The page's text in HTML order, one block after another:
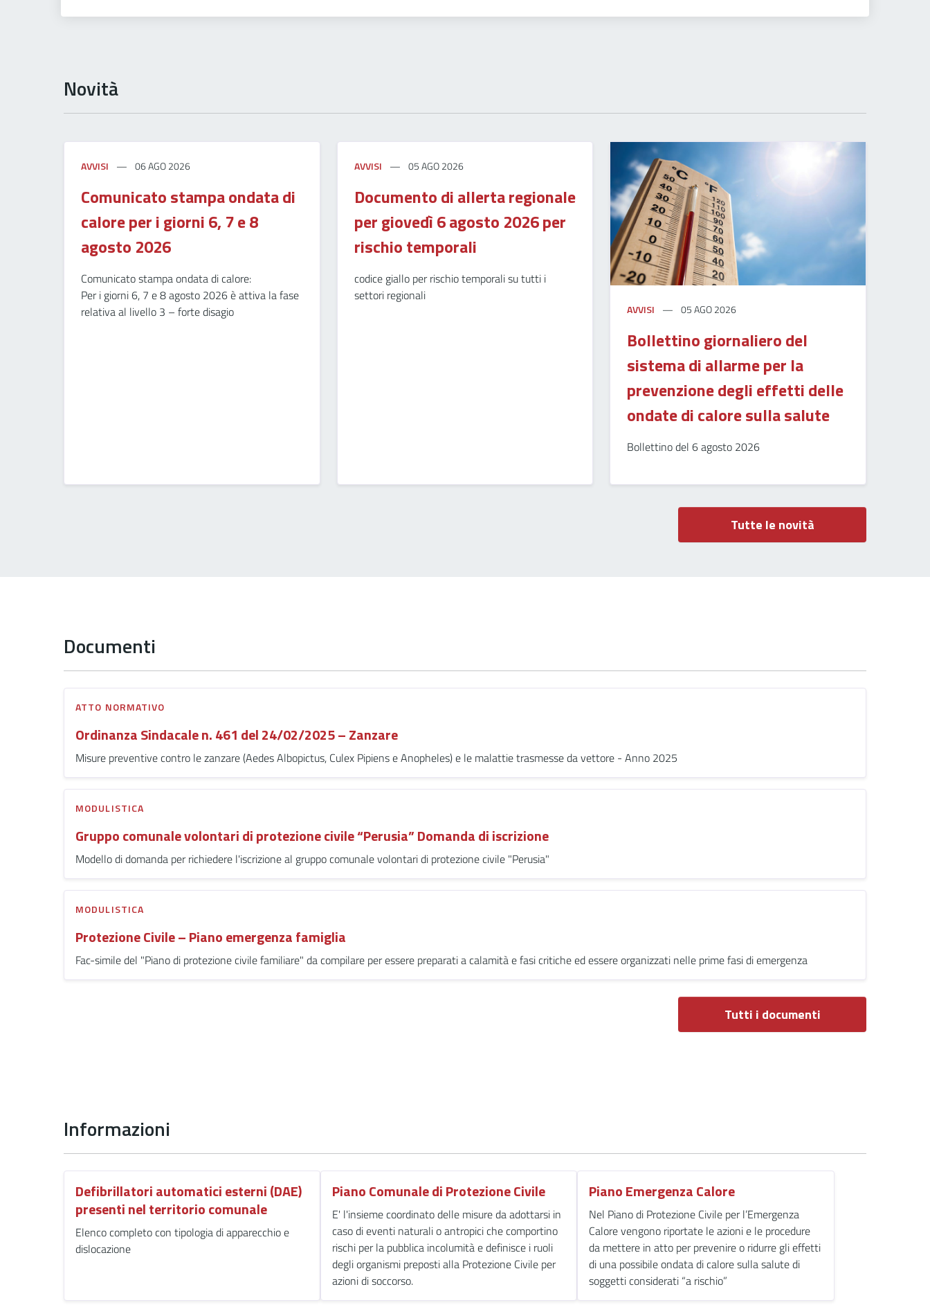
Novità
AVVISI 06 AGO 2026
Comunicato stampa ondata di
calore per i giorni 6, 7 e 8
agosto 2026
Comunicato stampa ondata di calore:
Per i giorni 6, 7 e 8 agosto 2026 è attiva la fase
relativa al livello 3 – forte disagio
AVVISI 05 AGO 2026
Documento di allerta regionale
per giovedì 6 agosto 2026 per
rischio temporali
codice giallo per rischio temporali su tutti i
settori regionali
AVVISI 05 AGO 2026
Bollettino giornaliero del
sistema di allarme per la
prevenzione degli effetti delle
ondate di calore sulla salute
Bollettino del 6 agosto 2026
Tutte le novità
Documenti
ATTO NORMATIVO
Ordinanza Sindacale n. 461 del 24/02/2025 – Zanzare
Misure preventive contro le zanzare (Aedes Albopictus, Culex Pipiens e Anopheles) e le malattie trasmesse da vettore - Anno 2025
MODULISTICA
Gruppo comunale volontari di protezione civile “Perusia” Domanda di iscrizione
Modello di domanda per richiedere l'iscrizione al gruppo comunale volontari di protezione civile "Perusia"
MODULISTICA
Protezione Civile – Piano emergenza famiglia
Fac-simile del "Piano di protezione civile familiare" da compilare per essere preparati a calamità e fasi critiche ed essere organizzati nelle prime fasi di emergenza
Tutti i documenti
Informazioni
Defibrillatori automatici esterni (DAE)
presenti nel territorio comunale
Elenco completo con tipologia di apparecchio e
dislocazione
Piano Comunale di Protezione Civile
E' l'insieme coordinato delle misure da adottarsi in
caso di eventi naturali o antropici che comportino
rischi per la pubblica incolumità e definisce i ruoli
degli organismi preposti alla Protezione Civile per
azioni di soccorso.
Piano Emergenza Calore
Nel Piano di Protezione Civile per l’Emergenza
Calore vengono riportate le azioni e le procedure
da mettere in atto per prevenire o ridurre gli effetti
di una possibile ondata di calore sulla salute di
soggetti considerati “a rischio”